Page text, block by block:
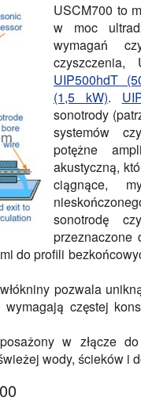
USCM700 to
w moc
wymagań
UIP500hdT
(1,5 kW).
sonotrody
systemów
potężne
akustyczną,
ciągnące,
sonotrodę
przeznaczone
do profili
pozwala
częstej
w złącze
wody, ścieków i